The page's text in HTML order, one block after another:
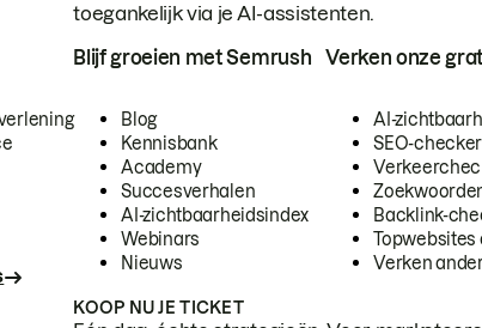
toegankelijk via je AI-assistenten.
Blijf groeien met Semrush
Blog
Kennisbank
Academy
Succesverhalen
AI-zichtbaarheidsindex
Webinars
Nieuws
Verken onze
AI-
SEO-checker
Backlink-
Topwebsites
Verken
KOOP NU JE TICKET